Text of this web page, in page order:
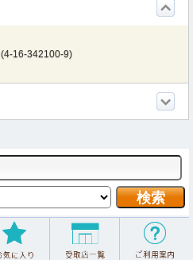
(4-16-342100-9)